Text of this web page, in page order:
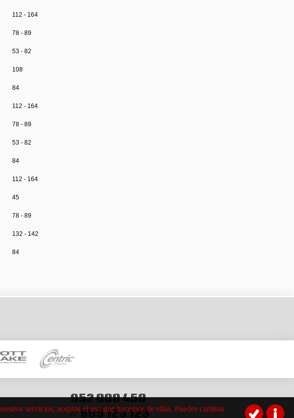
112 - 164
78 - 89
53 - 82
108
84
112 - 164
78 - 89
53 - 82
84
112 - 164
45
78 - 89
132 - 142
84
952 000 450
605 123 123
servicios, aceptas el uso que hacemos de ellas. Puedes cambiar